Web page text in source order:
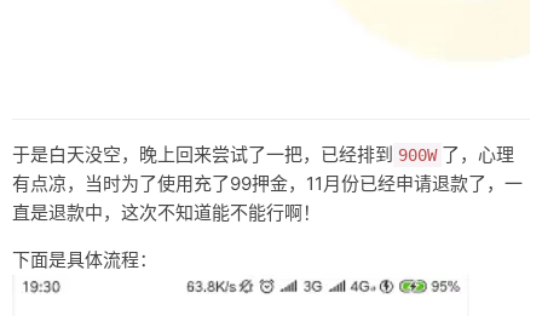
于是白天没空，晚上回来尝试了一把，已经排到 900W 了，心理
有点凉，当时为了使用充了99押金，11月份已经申请退款了，一
直是退款中，这次不知道能不能行啊！
下面是具体流程：